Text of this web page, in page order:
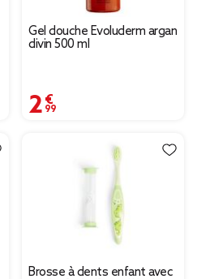
Gel douche Evoluderm argan
divin 500 ml
2,99 €
Brosse à dents enfant avec